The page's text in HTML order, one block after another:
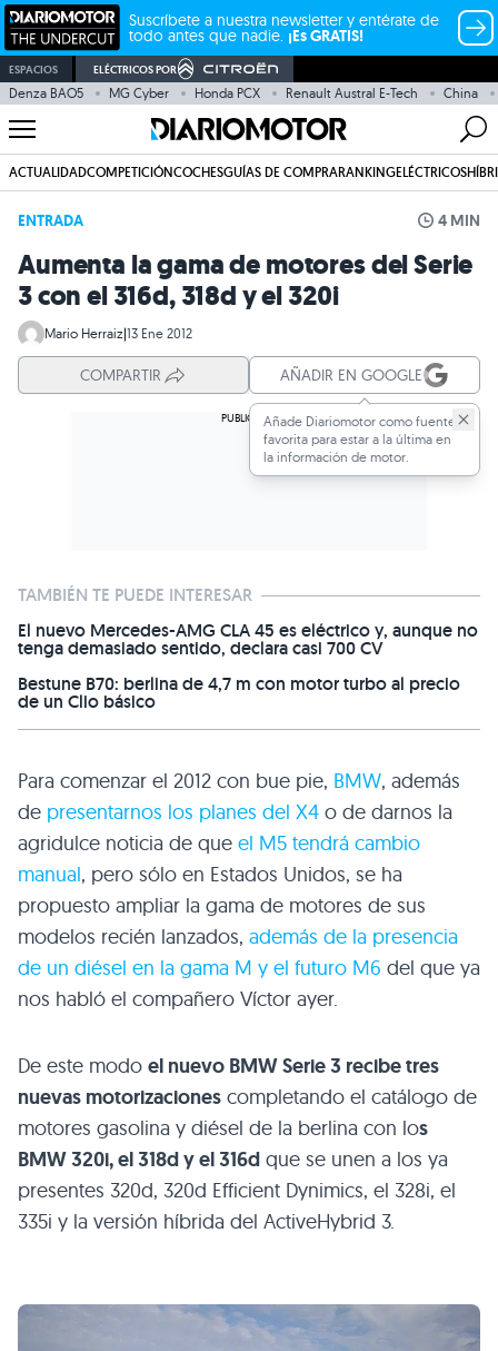
Suscríbete a nuestra newsletter y entérate de
todo antes que nadie. ¡Es GRATIS!
ESPACIOS ELÉCTRICOS POR
Denza BAO5 MG Cyber Honda PCX Renault Austral E-Tech China
ACTUALIDADCOMPETICIÓNCOCHESGUÍAS DE COMPRARANKINGELÉCTRICOS
ENTRADA 4 MIN
Aumenta la gama de motores del Serie
3 con el 316d, 318d y el 320i
Mario Herraiz|13 Ene 2012
COMPARTIR AÑADIR EN GOOGLE
Añade Diariomotor como fuente
favorita para estar a la última en
la información de motor.
TAMBIÉN TE PUEDE INTERESAR
El nuevo Mercedes-AMG CLA 45 es eléctrico y, aunque no
tenga demasiado sentido, declara casi 700 CV
Bestune B70: berlina de 4,7 m con motor turbo al precio
de un Clio básico
Para comenzar el 2012 con bue pie, BMW, además
de presentarnos los planes del X4 o de darnos la
agridulce noticia de que el M5 tendrá cambio
manual, pero sólo en Estados Unidos, se ha
propuesto ampliar la gama de motores de sus
modelos recién lanzados, además de la presencia
de un diésel en la gama M y el futuro M6 del que ya
nos habló el compañero Víctor ayer.
De este modo el nuevo BMWSerie 3 recibe tres
nuevas motorizaciones completando el catálogo de
motores gasolina y diésel de la berlina con los
BMW320i, el 318d y el 316d que se unen a los ya
presentes 320d, 320d Efficient Dynimics, el 328i, el
335i y la versión híbrida del ActiveHybrid 3.